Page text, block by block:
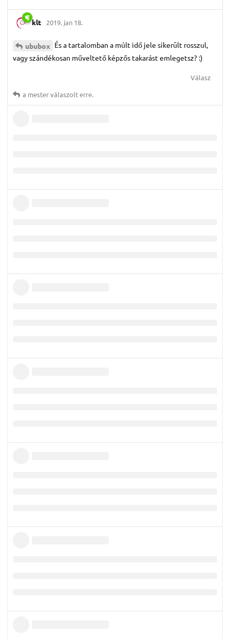
klt 2019. jan 18.
ububox És a tartalomban a múlt idő jele sikerült rosszul,
vagy szándékosan műveltető képzős takarást emlegetsz? :)
Válasz
a mesterválaszolt erre.